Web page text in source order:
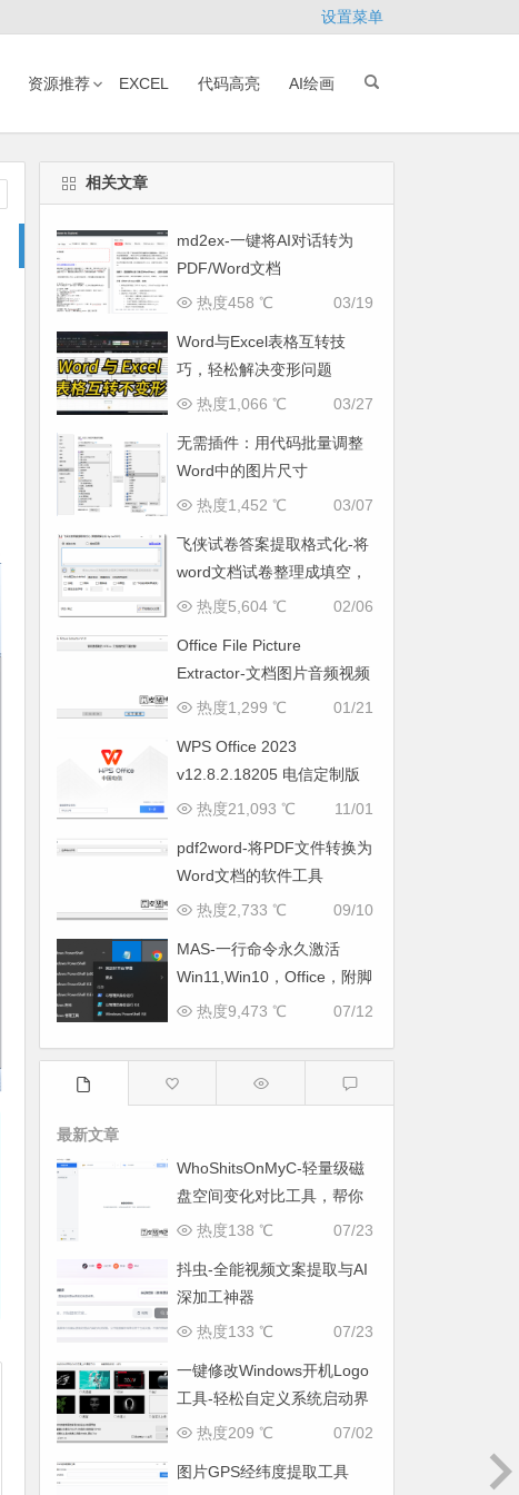
设置菜单
资源推荐 EXCEL 代码高亮 AI绘画
相关文章
md2ex-一键将AI对话转为
PDF/Word文档
03/19
热度458 ℃
Word与Excel表格互转技
巧，轻松解决变形问题
03/27
热度1,066 ℃
无需插件：用代码批量调整
Word中的图片尺寸
03/07
热度1,452 ℃
飞侠试卷答案提取格式化-将
word文档试卷整理成填空，
并自动将答案在页尾整理成
02/06
热度5,604 ℃
Office File Picture
Extractor-文档图片音频视频
提取工具
01/21
热度1,299 ℃
WPS Office 2023
v12.8.2.18205 电信定制版
(自带 VBA、无广告)
11/01
热度21,093 ℃
pdf2word-将PDF文件转换为
Word文档的软件工具
09/10
热度2,733 ℃
MAS-一行命令永久激活
Win11,Win10，Office，附脚
本下载
07/12
热度9,473 ℃
最新文章
WhoShitsOnMyC-轻量级磁
盘空间变化对比工具，帮你
找出“吃掉”空间的罪魁祸首
07/23
热度138 ℃
抖虫-全能视频文案提取与AI
深加工神器
07/23
热度133 ℃
一键修改Windows开机Logo
工具-轻松自定义系统启动界
面
07/02
热度209 ℃
图片GPS经纬度提取工具